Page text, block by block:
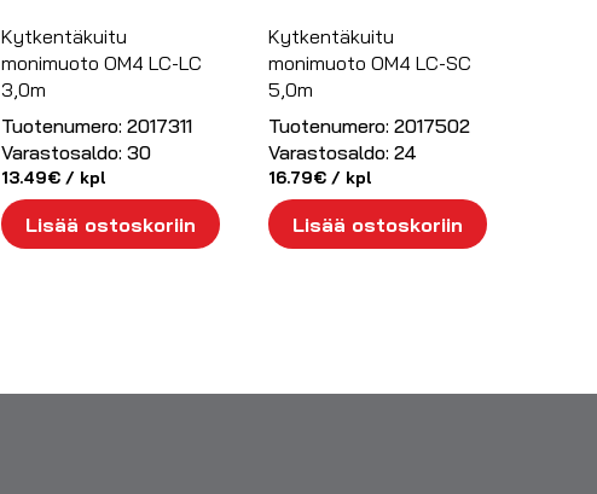
Kytkentäkuitu
monimuoto OM4 LC-LC
3,0m
Tuotenumero: 2017311
Varastosaldo: 30
13.49€/ kpl
Lisää ostoskoriin
Kytkentäkuitu
monimuoto OM4 LC-SC
5,0m
Tuotenumero: 2017502
Varastosaldo: 24
16.79€/ kpl
Lisää ostoskoriin